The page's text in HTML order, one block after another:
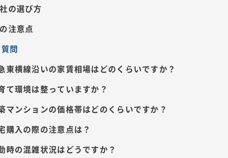
の選び方
注意点
問
東横線沿いの家賃相場はどのくらいですか？
て環境は整っていますか？
マンションの価格帯はどのくらいですか？
購入の際の注意点は？
時の混雑状況はどうですか？